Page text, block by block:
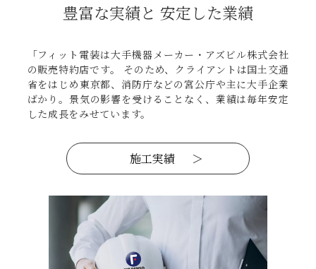
豊富な実績と 安定した業績
「フィット電装は大手機器メーカー・アズビル株式会社
の販売特約店です。 そのため、クライアントは国土交通
省をはじめ東京都、消防庁などの宮公庁や主に大手企業
ばかり。景気の影響を受けることなく、業績は毎年安定
した成長をみせています。
施工実績 ＞